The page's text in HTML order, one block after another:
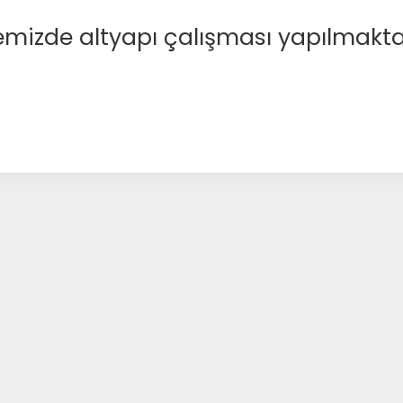
altyapı çalışması